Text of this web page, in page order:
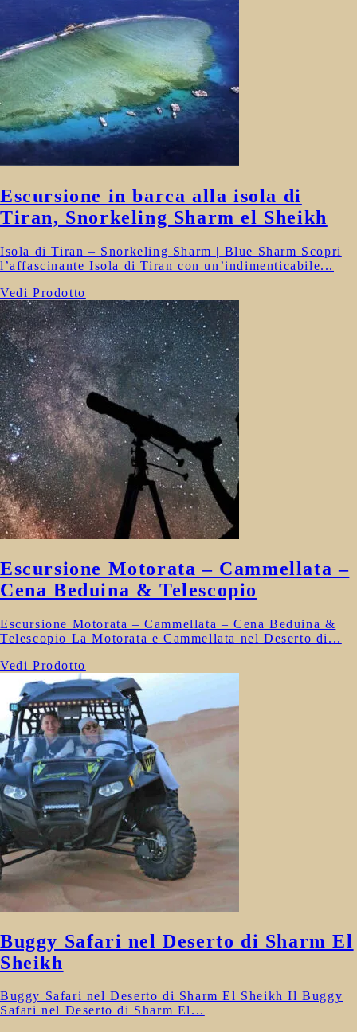
Escursione in barca alla isola di
Tiran, Snorkeling Sharm el Sheikh
Isola di Tiran – Snorkeling Sharm | Blue Sharm Scopri
l’affascinante Isola di Tiran con un’indimenticabile...
Vedi Prodotto
Escursione Motorata – Cammellata –
Cena Beduina & Telescopio
Escursione Motorata – Cammellata – Cena Beduina &
Telescopio La Motorata e Cammellata nel Deserto di...
Vedi Prodotto
Buggy Safari nel Deserto di Sharm El
Sheikh
Buggy Safari nel Deserto di Sharm El Sheikh Il Buggy
Safari nel Deserto di Sharm El...